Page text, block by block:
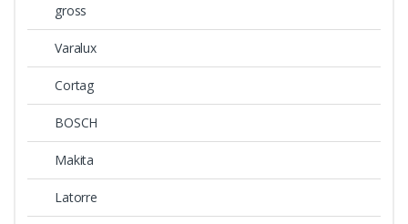
gross
Varalux
Cortag
BOSCH
Makita
Latorre